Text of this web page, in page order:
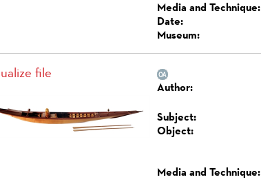
Media and Technique:
Date:
Museum:
file
Author:
Subject:
Object:
Media and Technique: